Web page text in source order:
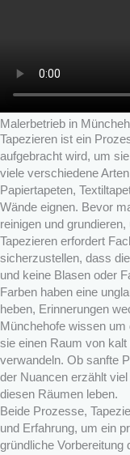
Malerbetrieb in
Tapezieren ist ein
aufgebracht wird, um
viele verschiedene
Papiertapeten,
Wände eignen. Bevor
reinigen und
Tapezieren erfordert
sicherzustellen, dass
und keine Blasen oder
Farben haben eine
heben, Erinnerungen
Münchehofe wissen
sie einen Raum von
verwandeln. Ob sanfte
der Nuancen erzählt
diesen Räumen leben.
Beide Prozesse,
und Erfahrung, um ein
gründliche Vorbereitung